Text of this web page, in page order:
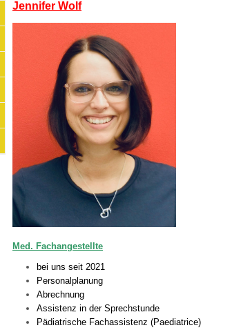
U0-Vorsorge
Jennifer Wolf
Med. Fachangestellte
bei uns seit 2021
Personalplanung
Abrechnung
Assistenz in der Sprechstunde
Pädiatrische Fachassistenz (Paediatrice)